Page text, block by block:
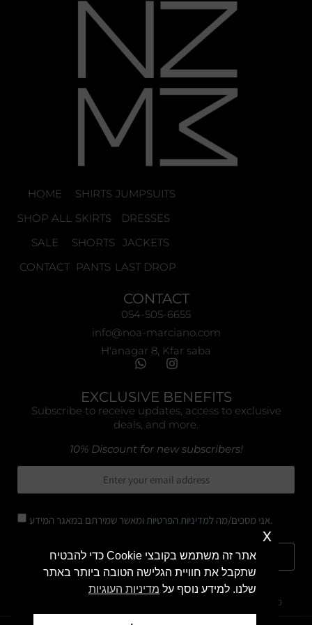
HOME
SHOP ALL
SALE
CONTACT
SHIRTS
SKIRTS
SHORTS
PANTS
JUMPSUITS
DRESSES
JACKETS
LAST DROP
CONTACT
054-505-6655
info@noa-marciano.com
H'anagar 8, Kfar saba
EXCLUSIVE BENEFITS
Subscribe to receive updates, access to exclusive
deals, and more.
10% Discount for new subscribers!
אני מסכים/מה למדיניות הפרטיות ומאשר שמירתם במאגר המידע.
Subscribe
מדיניות החלפת / החזרת מוצרים
אתר זה משתמש בקובצי Cookie כדי להבטיח
שתקבל את חוויית הגלישה הטובה ביותר באתר
שלנו. למידע נוסף על מדיניות העוגיות
x